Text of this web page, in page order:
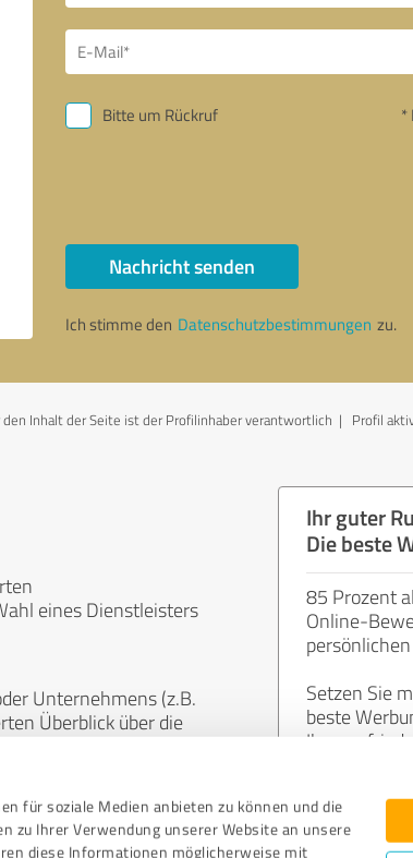
für soziale Medien anbieten zu können und die
zu Ihrer Verwendung unserer Website an unsere
diese Informationen möglicherweise mit
Bitte um Rückruf *
Nachricht senden
Ich stimme den Datenschutzbestimmungen zu.
Inhalt der Seite ist der Profilinhaber verantwortlich | Profil
eines Dienstleisters
Unternehmens (z.B.
Überblick über die
von
finanziell noch
Ihr guter
Die beste
85 Prozent
Online-
Setzen Sie
beste
Ihrer